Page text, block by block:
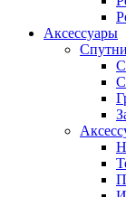
Аксессуары